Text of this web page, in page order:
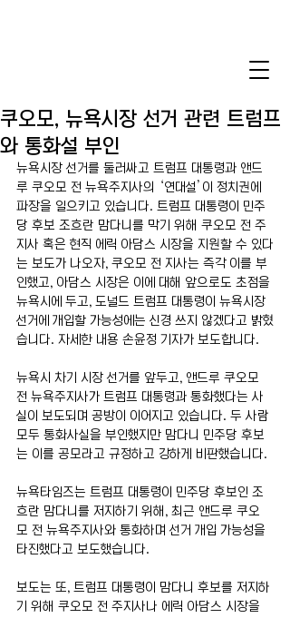
쿠오모, 뉴욕시장 선거 관련 트럼프
와 통화설 부인
뉴욕시장 선거를 둘러싸고 트럼프 대통령과 앤드
루 쿠오모 전 뉴욕주지사의 ‘연대설’이 정치권에
파장을 일으키고 있습니다. 트럼프 대통령이 민주
당 후보 조흐란 맘다니를 막기 위해 쿠오모 전 주
지사 혹은 현직 에릭 아담스 시장을 지원할 수 있다
는 보도가 나오자, 쿠오모 전 지사는 즉각 이를 부
인했고, 아담스 시장은 이에 대해 앞으로도 초점을
뉴욕시에 두고, 도널드 트럼프 대통령이 뉴욕시장
선거에 개입할 가능성에는 신경 쓰지 않겠다고 밝혔
습니다. 자세한 내용 손윤정 기자가 보도합니다.
뉴욕시 차기 시장 선거를 앞두고, 앤드루 쿠오모
전 뉴욕주지사가 트럼프 대통령과 통화했다는 사
실이 보도되며 공방이 이어지고 있습니다. 두 사람
모두 통화사실을 부인했지만 맘다니 민주당 후보
는 이를 공모라고 규정하고 강하게 비판했습니다.
뉴욕타임즈는 트럼프 대통령이 민주당 후보인 조
흐란 맘다니를 저지하기 위해, 최근 앤드루 쿠오
모 전 뉴욕주지사와 통화하며 선거 개입 가능성을
타진했다고 보도했습니다.
보도는 또, 트럼프 대통령이 맘다니 후보를 저지하
기 위해 쿠오모 전 주지사나 에릭 아담스 시장을